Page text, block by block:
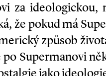
za ideologickou,
že pokud má
způsob
Supermanovi
jako